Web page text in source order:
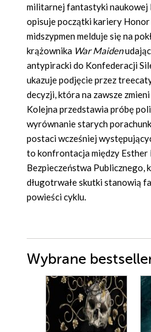
militarnej fantastyki naukowej
opisuje początki kariery
midszypmen melduje się na
krążownika War Maiden
antypiracki do Konfederacji
ukazuje podjęcie przez
decyzji, która na zawsze
Kolejna przedstawia próbę
wyrównanie starych
postaci wcześniej
to konfrontacja między Esther
Bezpieczeństwa Publicznego,
długotrwałe skutki stanowią
powieści cyklu.
Wybrane